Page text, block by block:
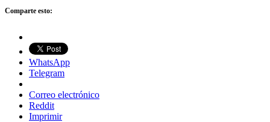
Comparte esto:
WhatsApp
Telegram
Correo electrónico
Reddit
Imprimir